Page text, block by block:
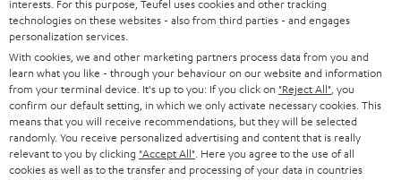
WEITERE LÄNDER
interests. For this purpose, Teufel uses cookies and other tracking
technologies on these websites - also from third parties - and engages
personalization services.
With cookies, we and other marketing partners process data from you and
learn what you like - through your behaviour on our website and information
from your terminal device. It's up to you: If you click on "Reject All" , you
confirm our default setting, in which we only activate necessary cookies. This
means that you will receive recommendations, but they will be selected
randomly. You receive personalized advertising and content that is really
relevant to you by clicking "Accept All" . Here you agree to the use of all
cookies as well as to the transfer and processing of your data in countries